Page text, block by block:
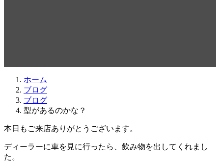
ホーム
ブログ
ブログ
型があるのかな？
本日もご来店ありがとうございます。
ディーラーに車を見に行ったら、飲み物を出してくれまし
た。